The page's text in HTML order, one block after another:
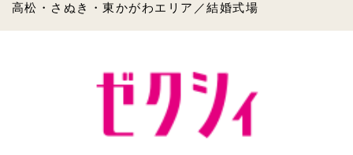
高松・さぬき・東かがわエリア／結婚式場